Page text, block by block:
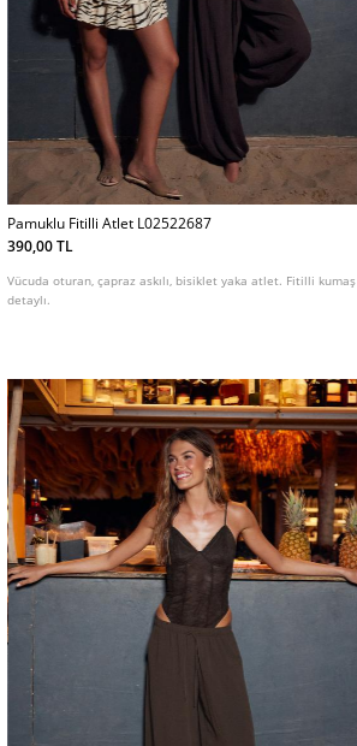
Pamuklu Fitilli Atlet L02522687
390,00 TL
Vücuda oturan, çapraz askılı, bisiklet yaka atlet. Fitilli kumaş
detaylı.